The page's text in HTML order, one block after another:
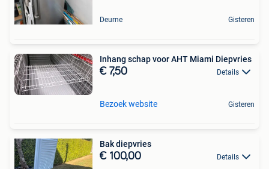
Deurne Gisteren
Inhang schap voor AHT Miami Diepvries
€ 7,50 Details
Bezoek website Gisteren
Bak diepvries
€ 100,00 Details